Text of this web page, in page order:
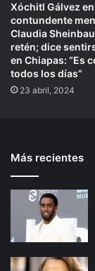
Xóchitl Gálvez
contundente
Claudia
retén; dice
en Chiapas: “Es
todos los días”
23 abril, 2024
Más recientes